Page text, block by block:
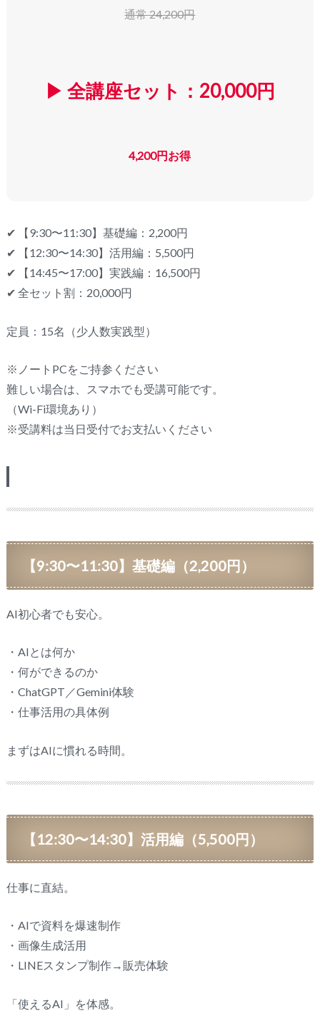
通常 24,200円
▶ 全講座セット：20,000円
4,200円お得
✔ 【9:30〜11:30】基礎編：2,200円
✔ 【12:30〜14:30】活用編：5,500円
✔ 【14:45〜17:00】実践編：16,500円
✔ 全セット割：20,000円
定員：15名（少人数実践型）
※ノートPCをご持参ください
難しい場合は、スマホでも受講可能です。
（Wi-Fi環境あり）
※受講料は当日受付でお支払いください
【9:30〜11:30】基礎編（2,200円）
AI初心者でも安心。
・AIとは何か
・何ができるのか
・ChatGPT／Gemini体験
・仕事活用の具体例
まずはAIに慣れる時間。
【12:30〜14:30】活用編（5,500円）
仕事に直結。
・AIで資料を爆速制作
・画像生成活用
・LINEスタンプ制作→販売体験
「使えるAI」を体感。